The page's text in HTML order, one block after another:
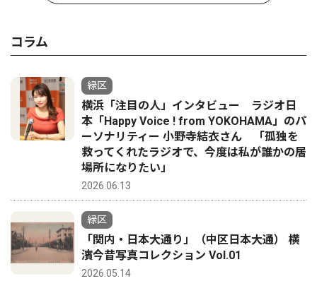
コラム
緑区
横浜「注目の人」インタビュー ラジオ日
本「Happy Voice ! from YOKOHAMA」のパ
ーソナリティー 小野寺結衣さん 「孤独を
救ってくれたラジオで、今度は私が誰かの居
場所になりたい」
2026.06.13
緑区
「関内・日本大通り」（中区日本大通） 横
濱今昔写真コレクション Vol.01
2026.05.14